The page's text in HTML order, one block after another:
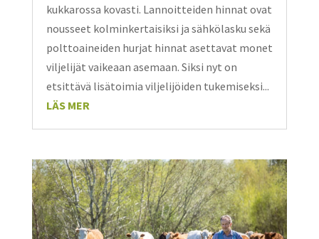
kukkarossa kovasti. Lannoitteiden hinnat ovat
nousseet kolminkertaisiksi ja sähkölasku sekä
polttoaineiden hurjat hinnat asettavat monet
viljelijät vaikeaan asemaan. Siksi nyt on
etsittävä lisätoimia viljelijöiden tukemiseksi...
LÄS MER